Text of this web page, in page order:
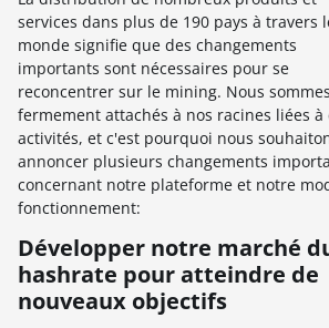
services dans plus de 190 pays à travers
monde signifie que des changements
importants sont nécessaires pour se
reconcentrer sur le mining. Nous sommes
fermement attachés à nos racines liées à
activités, et c'est pourquoi nous
annoncer plusieurs changements
concernant notre plateforme et notre
fonctionnement:
Développer notre marché
hashrate pour atteindre de
nouveaux objectifs